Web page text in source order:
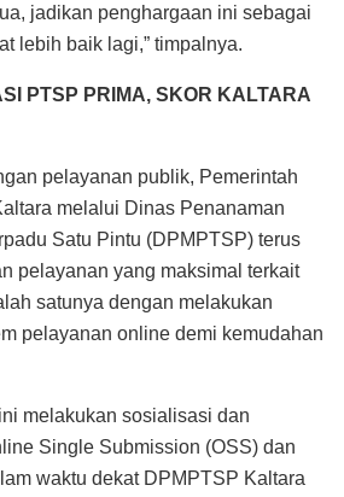
jadikan penghargaan ini sebagai
lebih baik lagi,” timpalnya.
PTSP PRIMA, SKOR KALTARA
pelayanan publik, Pemerintah
melalui Dinas Penanaman
Satu Pintu (DPMPTSP) terus
pelayanan yang maksimal terkait
satunya dengan melakukan
pelayanan online demi kemudahan
melakukan sosialisasi dan
Single Submission (OSS) dan
waktu dekat DPMPTSP Kaltara